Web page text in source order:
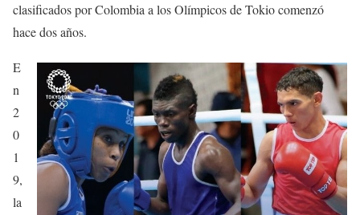
clasificados por Colombia a los Olímpicos de Tokio comenzó
hace dos años.
E
n
2
0
1
9,
la